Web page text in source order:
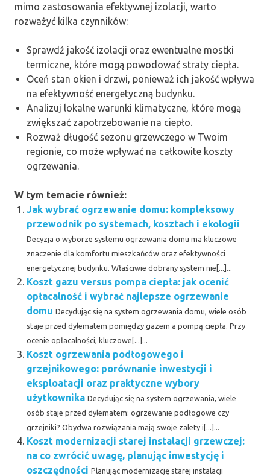
mimo zastosowania efektywnej izolacji, warto
rozważyć kilka czynników:
Sprawdź jakość izolacji oraz ewentualne mostki
termiczne, które mogą powodować straty ciepła.
Oceń stan okien i drzwi, ponieważ ich jakość wpływa
na efektywność energetyczną budynku.
Analizuj lokalne warunki klimatyczne, które mogą
zwiększać zapotrzebowanie na ciepło.
Rozważ długość sezonu grzewczego w Twoim
regionie, co może wpływać na całkowite koszty
ogrzewania.
W tym temacie również:
Jak wybrać ogrzewanie domu: kompleksowy
przewodnik po systemach, kosztach i ekologii
Decyzja o wyborze systemu ogrzewania domu ma kluczowe
znaczenie dla komfortu mieszkańców oraz efektywności
energetycznej budynku. Właściwie dobrany system nie[...]...
Koszt gazu versus pompa ciepła: jak ocenić
opłacalność i wybrać najlepsze ogrzewanie
domu Decydując się na system ogrzewania domu, wiele osób
staje przed dylematem pomiędzy gazem a pompą ciepła. Przy
ocenie opłacalności, kluczowe[...]...
Koszt ogrzewania podłogowego i
grzejnikowego: porównanie inwestycji i
eksploatacji oraz praktyczne wybory
użytkownika Decydując się na system ogrzewania, wiele
osób staje przed dylematem: ogrzewanie podłogowe czy
grzejniki? Obydwa rozwiązania mają swoje zalety i[...]...
Koszt modernizacji starej instalacji grzewczej:
na co zwrócić uwagę, planując inwestycję i
oszczędności Planując modernizację starej instalacji